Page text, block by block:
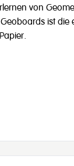
von
ist